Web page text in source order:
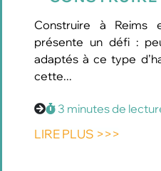
Construire à Reims
présente un défi :
adaptés à ce type
cette...
3 minutes de
LIRE PLUS >>>